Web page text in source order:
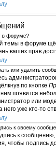
в форуме?
темы в форуме
ваших прав
или удалить
по кнопке
появится
или
уже кто-то
к своему
к
чтобы подпись